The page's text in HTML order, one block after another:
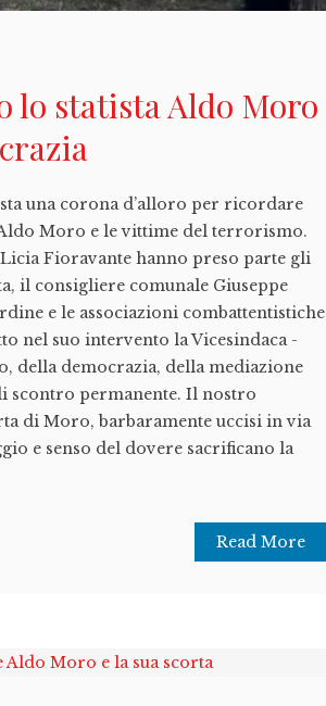
lo statista Aldo Moro
una corona d’alloro per ricordare
Moro e le vittime del terrorismo.
Fioravante hanno preso parte gli
il consigliere comunale Giuseppe
e le associazioni combattentistiche
nel suo intervento la Vicesindaca -
della democrazia, della mediazione
scontro permanente. Il nostro
di Moro, barbaramente uccisi in via
e senso del dovere sacrificano la
Read More